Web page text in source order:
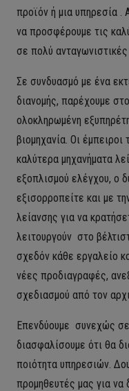
προϊόν ή μια υπηρεσία .
να προσφέρουμε τις
σε πολύ ανταγωνιστικές
Σε συνδυασμό με ένα
διανομής, παρέχουμε
ολοκληρωμένη
βιομηχανία. Οι έμπειροι
καλύτερα μηχανήματα
εξοπλισμού ελέγχου, ο
εξισορροπείτε και με
λείανσης για να
λειτουργούν στο
σχεδόν κάθε εργαλείο
νέες προδιαγραφές,
σχεδιασμού από τον
Επενδύουμε συνεχώς
διασφαλίσουμε ότι θα
ποιότητα υπηρεσιών.
προμηθευτές μας για να